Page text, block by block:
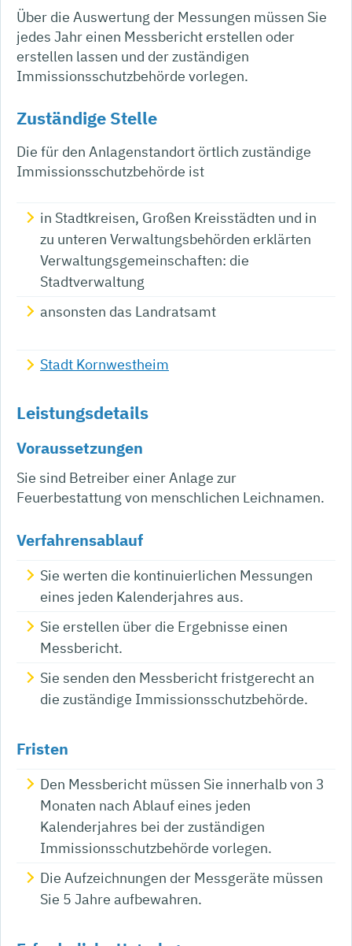
Über die Auswertung der Messungen müssen Sie
jedes Jahr einen Messbericht erstellen oder
erstellen lassen und der zuständigen
Immissionsschutzbehörde vorlegen.
Zuständige Stelle
Die für den Anlagenstandort örtlich zuständige
Immissionsschutzbehörde ist
in Stadtkreisen, Großen Kreisstädten und in
zu unteren Verwaltungsbehörden erklärten
Verwaltungsgemeinschaften: die
Stadtverwaltung
ansonsten das Landratsamt
Stadt Kornwestheim
Leistungsdetails
Voraussetzungen
Sie sind Betreiber einer Anlage zur
Feuerbestattung von menschlichen Leichnamen.
Verfahrensablauf
Sie werten die kontinuierlichen Messungen
eines jeden Kalenderjahres aus.
Sie erstellen über die Ergebnisse einen
Messbericht.
Sie senden den Messbericht fristgerecht an
die zuständige Immissionsschutzbehörde.
Fristen
Den Messbericht müssen Sie innerhalb von 3
Monaten nach Ablauf eines jeden
Kalenderjahres bei der zuständigen
Immissionsschutzbehörde vorlegen.
Die Aufzeichnungen der Messgeräte müssen
Sie 5 Jahre aufbewahren.